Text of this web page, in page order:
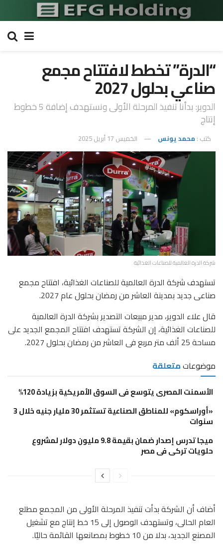
“الدرة” تخطط لافتتاح مجمع
صناعي بحلول 2027
الدوير: بدأنا تنفيذ المرحلة الأولى ونستهدف إضافة 5 خطوط
إنتاج
كتب : محمد يونس الخميس 17 أبريل 2025
شركة الدرة العالمية للصناعات الغذائية
تستهدف شركة الدرة العالمية للصناعات الغذائية، افتتاح مجمع
صناعى جديد بمدينة العاشر من رمضان بحلول عام 2027.
قال علاء الدوير، مدير مبيعات التصدير بشركة الدرة العالمية
للصناعات الغذائية، إن الشركة تستهدف افتتاح المجمع الجديد على
مساحة 25 ألف متر مربع فى العاشر من رمضان بحلول 2027.
موضوعاتمتعلقة
الأسمنت المصرى يتوسع فى السوق الأمريكية بزيادة 120%
«أوراسكوم» للمناطق الصناعية تستثمر 30 مليار جنيه خلال 3
سنوات
ميجا تدرس إصدار ضمان بقيمة 9.8 مليون دولار لمشروع
حلويات تركى فى مصر
أضاف أن الشركة بدأت تنفيذ المرحلة الأولى من المجمع مطلع
العام الحالى، وتستهدف الوصول إلى 15 خط إنتاج مع تشغيل
المصنع الجديد، بدلا من 10 خطوط بمصانعها القائمة حاليًا.